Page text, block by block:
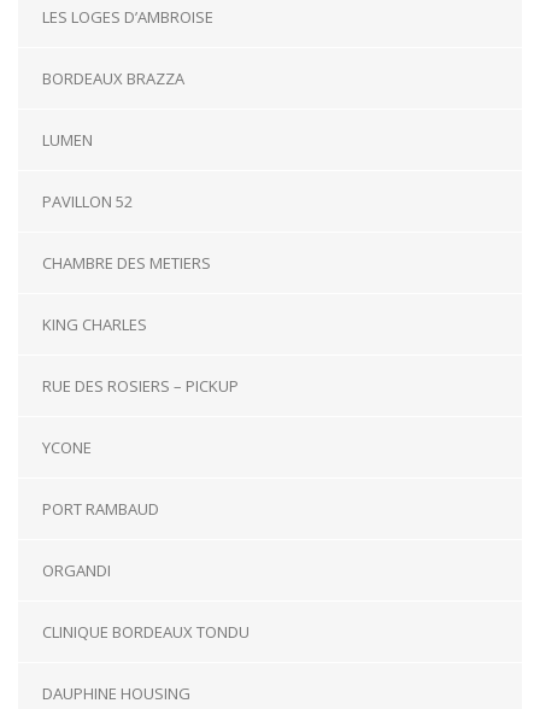
LES LOGES D’AMBROISE
BORDEAUX BRAZZA
LUMEN
PAVILLON 52
CHAMBRE DES METIERS
KING CHARLES
RUE DES ROSIERS – PICKUP
YCONE
PORT RAMBAUD
ORGANDI
CLINIQUE BORDEAUX TONDU
DAUPHINE HOUSING